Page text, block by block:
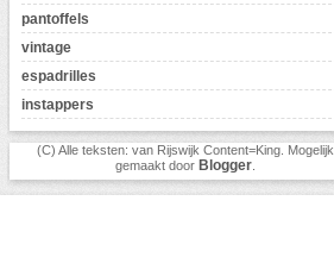
pantoffels
vintage
espadrilles
instappers
(C) Alle teksten: van Rijswijk Content=King. Mogelijk
gemaakt door Blogger